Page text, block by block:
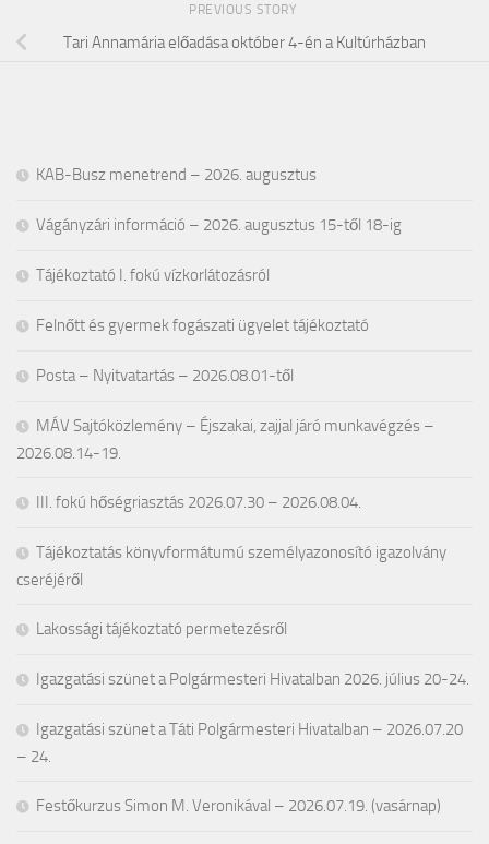
PREVIOUS STORY
Tari Annamária előadása október 4-én a Kultúrházban
KAB-Busz menetrend – 2026. augusztus
Vágányzári információ – 2026. augusztus 15-től 18-ig
Tájékoztató I. fokú vízkorlátozásról
Felnőtt és gyermek fogászati ügyelet tájékoztató
Posta – Nyitvatartás – 2026.08.01-től
MÁV Sajtóközlemény – Éjszakai, zajjal járó munkavégzés –
2026.08.14-19.
III. fokú hőségriasztás 2026.07.30 – 2026.08.04.
Tájékoztatás könyvformátumú személyazonosító igazolvány
cseréjéről
Lakossági tájékoztató permetezésről
Igazgatási szünet a Polgármesteri Hivatalban 2026. július 20-24.
Igazgatási szünet a Táti Polgármesteri Hivatalban – 2026.07.20
– 24.
Festőkurzus Simon M. Veronikával – 2026.07.19. (vasárnap)